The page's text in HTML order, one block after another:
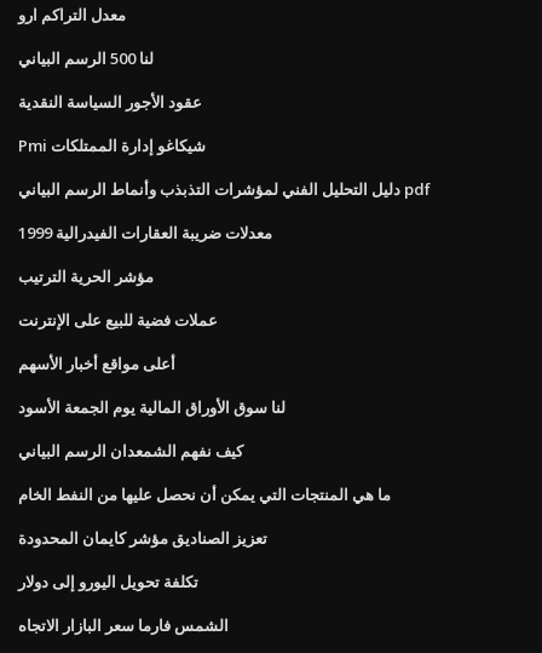
معدل التراكم ارو
لنا 500 الرسم البياني
عقود الأجور السياسة النقدية
Pmi شيكاغو إدارة الممتلكات
دليل التحليل الفني لمؤشرات التذبذب وأنماط الرسم البياني pdf
معدلات ضريبة العقارات الفيدرالية 1999
مؤشر الحرية الترتيب
عملات فضية للبيع على الإنترنت
أعلى مواقع أخبار الأسهم
لنا سوق الأوراق المالية يوم الجمعة الأسود
كيف نفهم الشمعدان الرسم البياني
ما هي المنتجات التي يمكن أن نحصل عليها من النفط الخام
تعزيز الصناديق مؤشر كايمان المحدودة
تكلفة تحويل اليورو إلى دولار
الشمس فارما سعر البازار الاتجاه